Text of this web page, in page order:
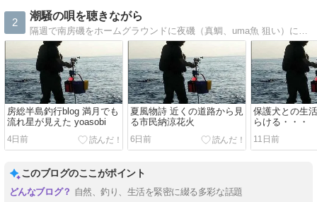
2
潮騒の唄を聴きながら
隔週で南房磯をホームグラウンドに夜磯（真鯛、uma魚 狙い）に出掛けてる磯釣り歴半世紀以上の籠師です。ＨＰでは様々な写真とか日常のblogも週数回upしてます。
房総半島釣行blog 満月でも
流れ星が見えた yoasobi
4日前
夏風物詩 近くの道路から見
る市民納涼花火
6日前
保護犬との生
らける・・・
11日前
このブログのここがポイント
自然、釣り、生活を緊密に綴る多彩な話題